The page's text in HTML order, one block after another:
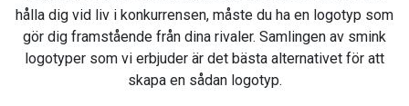
hålla dig vid liv i konkurrensen, måste du ha en logotyp som
gör dig framstående från dina rivaler. Samlingen av smink
logotyper som vi erbjuder är det bästa alternativet för att
skapa en sådan logotyp.